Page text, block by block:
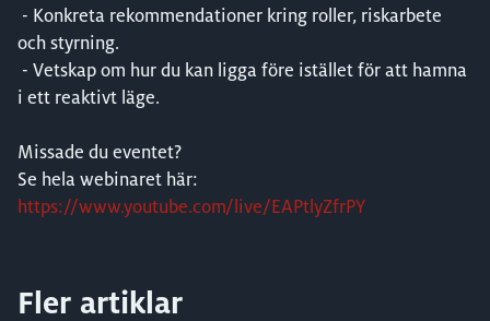
- Konkreta rekommendationer kring roller, riskarbete
och styrning.
- Vetskap om hur du kan ligga före istället för att hamna
i ett reaktivt läge.
Missade du eventet?
Se hela webinaret här:
https://www.youtube.com/live/EAPtlyZfrPY
Fler artiklar